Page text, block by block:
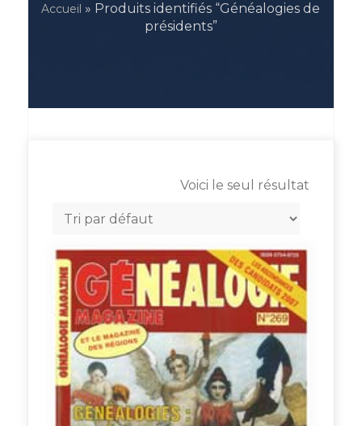
Accueil » Produits identifiés “Généalogies de
présidents”
Voici le seul résultat